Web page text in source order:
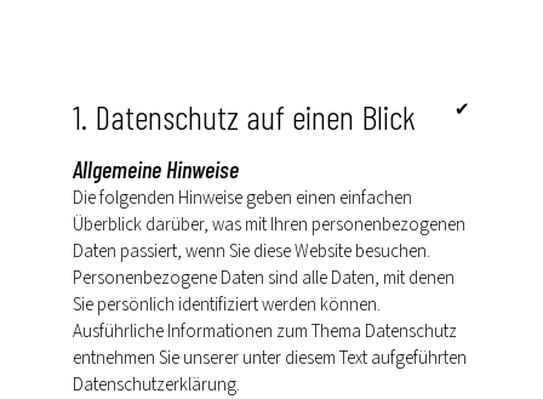
✔
1. Datenschutz auf einen Blick
Allgemeine Hinweise
Die folgenden Hinweise geben einen einfachen
Überblick darüber, was mit Ihren personenbezogenen
Daten passiert, wenn Sie diese Website besuchen.
Personenbezogene Daten sind alle Daten, mit denen
Sie persönlich identifiziert werden können.
Ausführliche Informationen zum Thema Datenschutz
entnehmen Sie unserer unter diesem Text aufgeführten
Datenschutzerklärung.